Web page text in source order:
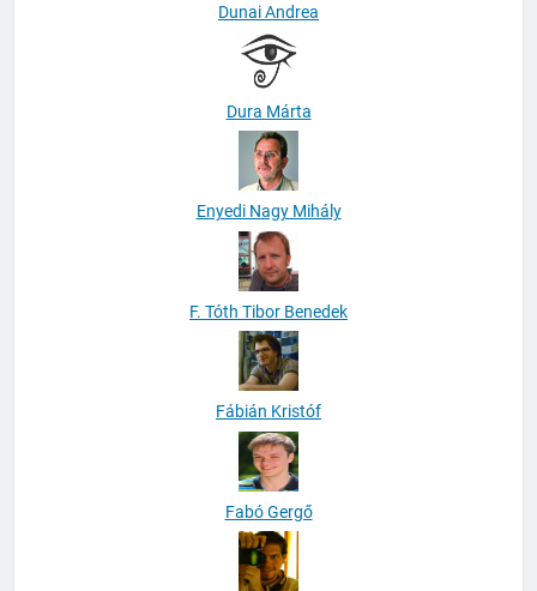
Dunai Andrea
Dura Márta
Enyedi Nagy Mihály
F. Tóth Tibor Benedek
Fábián Kristóf
Fabó Gergő